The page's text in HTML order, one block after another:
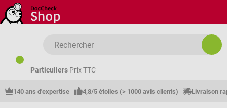
Passer au contenu principal
Particuliers Prix TTC
140 ans d'expertise 4,8/5 étoiles (> 1000 avis clients) Livraison